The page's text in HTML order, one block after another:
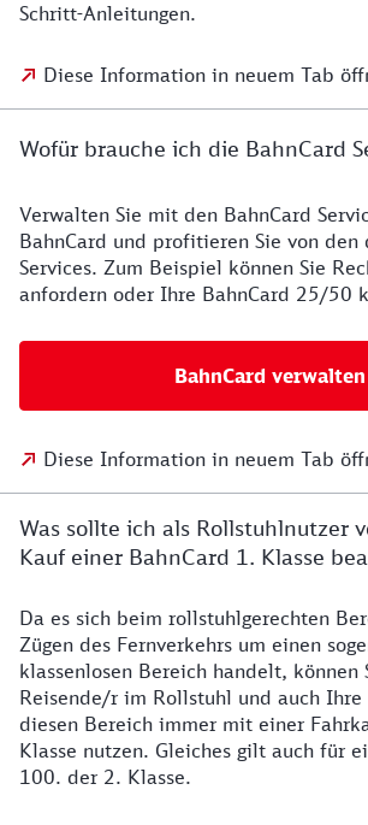
Schritt-Anleitungen.
Diese Information in neuem Tab
Wofür brauche ich die BahnCard
Verwalten Sie mit den BahnCard
BahnCard und profitieren Sie von den
Services. Zum Beispiel können Sie
anfordern oder Ihre BahnCard 25/50
BahnCard verwalten
Diese Information in neuem Tab
Was sollte ich als Rollstuhlnutzer
Kauf einer BahnCard 1. Klasse
Da es sich beim rollstuhlgerechten
Zügen des Fernverkehrs um einen
klassenlosen Bereich handelt, können
Reisende/r im Rollstuhl und auch
diesen Bereich immer mit einer
Klasse nutzen. Gleiches gilt auch für
100. der 2. Klasse.